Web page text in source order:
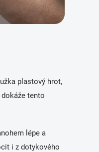
plastový hrot,
tento
lépe a
i z dotykového